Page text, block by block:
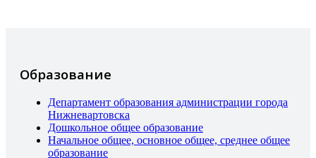
Образование
Департамент образования администрации города
Нижневартовска
Дошкольное общее образование
Начальное общее, основное общее, среднее общее
образование